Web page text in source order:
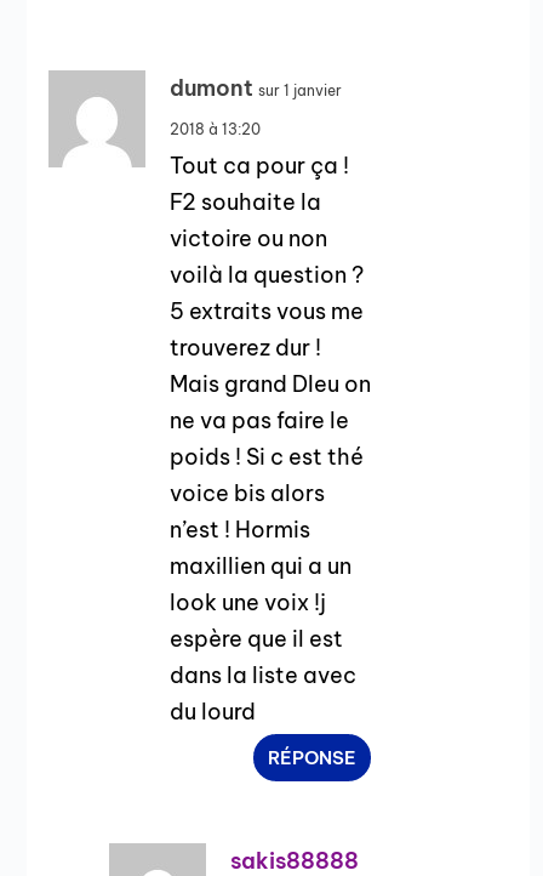
dumont sur 1 janvier
2018 à 13:20
Tout ca pour ça !
F2 souhaite la
victoire ou non
voilà la question ?
5 extraits vous me
trouverez dur !
Mais grand DIeu on
ne va pas faire le
poids ! Si c est thé
voice bis alors
n’est ! Hormis
maxillien qui a un
look une voix !j
espère que il est
dans la liste avec
du lourd
RÉPONSE
sakis88888